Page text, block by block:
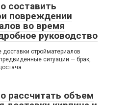
составить
повреждении
во время
руководство
стройматериалов
ситуации — брак,
рассчитать объем